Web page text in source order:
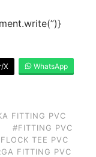
X WhatsApp
FITTING PVC
#FITTING PVC
TEE PVC
FITTING PVC